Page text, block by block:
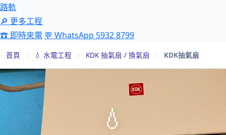
路軌
🔎 更多工程
☎ 即時來電 💬 WhatsApp 5932 8799
首頁 › 💧 水電工程 › KDK 抽氣扇 / 換氣扇 › KDK抽氣扇
💧